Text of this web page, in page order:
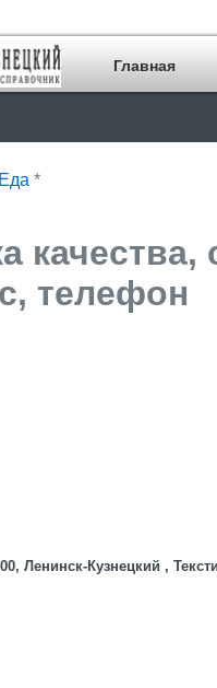
Главная
Еда *
качества,
телефон
Ленинск-Кузнецкий ,